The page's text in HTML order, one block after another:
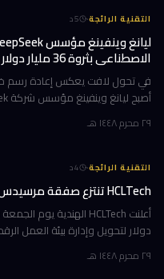
التقنية الرائجة·
5د
الاصطناعي بثروة 36 مليار دولار
في تحول لافت يعكس إعادة رسم
٢٩ محرم ١٤٤٨ هـ
التقنية الرائجة·
4د
HCLTech تنتزع صفقة مرسيدس-بنز بـ1.14 مليار دولار وتُطيح بـInfosys
دولار لتحويل وإدارة بيئة العمل
٢٩ محرم ١٤٤٨ هـ